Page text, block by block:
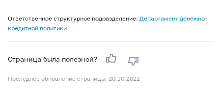
Ответственное структурное подразделение: Департамент денежно-
кредитной политики
Страница была полезной?
Последнее обновление страницы: 20.10.2022